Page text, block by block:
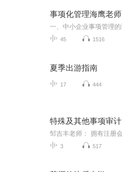
事项化管理海鹰老师
45 1516
夏季出游指南
17 444
特殊及其他事项审计
3 517